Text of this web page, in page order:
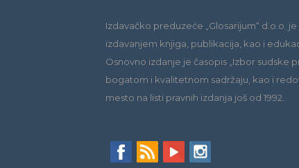
Izdavačko preduzeće „Glosarijum“ d.o.o.
izdavanjem knjiga, publikacija, kao i
Osnovno izdanje je časopis „Izbor sudske
bogatom i kvalitetnom sadržaju, kao i
mesto na listi pravnih izdanja još od 1992.